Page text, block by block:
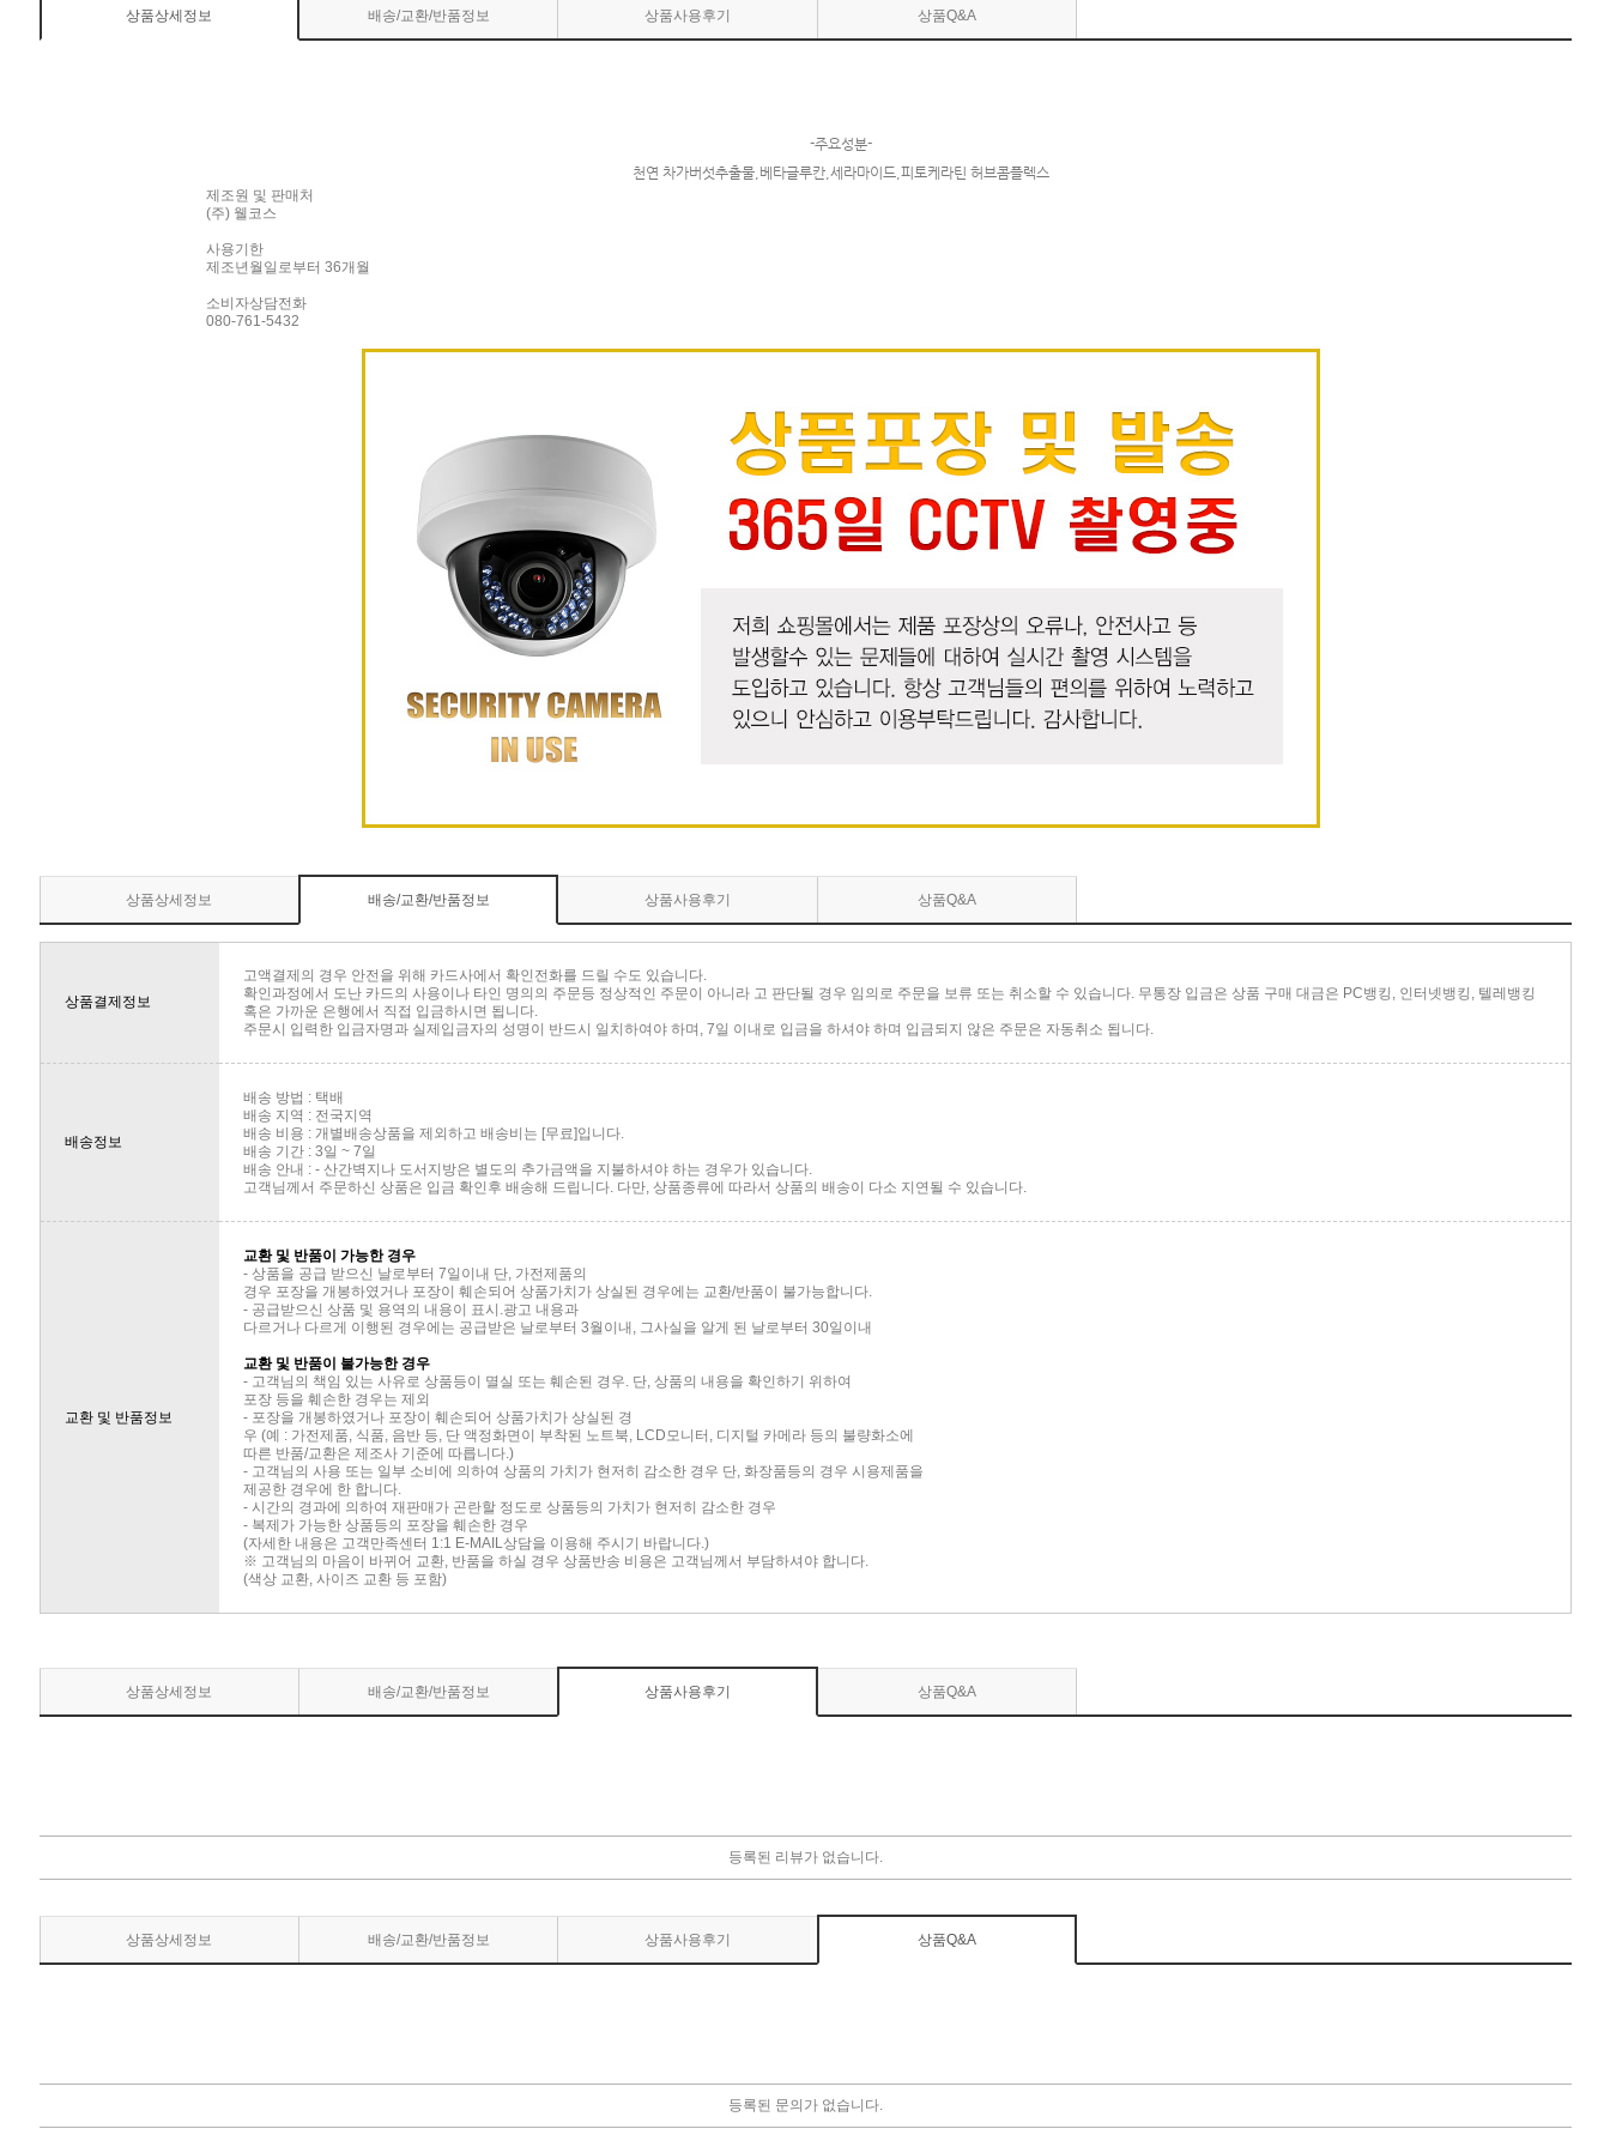
상품상세정보 배송/교환/반품정보 상품사용후기 상품Q&A
-주요성분-
천연 차가버섯추출물,베타글루칸,세라마이드,피토케라틴 허브콤플렉스
제조원 및 판매처
(주) 웰코스
사용기한
제조년월일로부터 36개월
소비자상담전화
080-761-5432
상품상세정보 배송/교환/반품정보 상품사용후기 상품Q&A
상품결제정보
고액결제의 경우 안전을 위해 카드사에서 확인전화를 드릴 수도 있습니다.
확인과정에서 도난 카드의 사용이나 타인 명의의 주문등 정상적인 주문이 아니라 고 판단될 경우 임의로 주문을 보류 또는 취소할 수 있습니다. 무통장 입금은 상품 구매 대금은 PC뱅킹, 인터넷뱅킹, 텔레뱅킹
혹은 가까운 은행에서 직접 입금하시면 됩니다.
주문시 입력한 입금자명과 실제입금자의 성명이 반드시 일치하여야 하며, 7일 이내로 입금을 하셔야 하며 입금되지 않은 주문은 자동취소 됩니다.
배송정보
배송 방법 : 택배
배송 지역 : 전국지역
배송 비용 : 개별배송상품을 제외하고 배송비는 [무료]입니다.
배송 기간 : 3일 ~ 7일
배송 안내 : - 산간벽지나 도서지방은 별도의 추가금액을 지불하셔야 하는 경우가 있습니다.
고객님께서 주문하신 상품은 입금 확인후 배송해 드립니다. 다만, 상품종류에 따라서 상품의 배송이 다소 지연될 수 있습니다.
교환 및 반품정보
교환 및 반품이 가능한 경우
- 상품을 공급 받으신 날로부터 7일이내 단, 가전제품의
경우 포장을 개봉하였거나 포장이 훼손되어 상품가치가 상실된 경우에는 교환/반품이 불가능합니다.
- 공급받으신 상품 및 용역의 내용이 표시.광고 내용과
다르거나 다르게 이행된 경우에는 공급받은 날로부터 3월이내, 그사실을 알게 된 날로부터 30일이내
교환 및 반품이 불가능한 경우
- 고객님의 책임 있는 사유로 상품등이 멸실 또는 훼손된 경우. 단, 상품의 내용을 확인하기 위하여
포장 등을 훼손한 경우는 제외
- 포장을 개봉하였거나 포장이 훼손되어 상품가치가 상실된 경
우 (예 : 가전제품, 식품, 음반 등, 단 액정화면이 부착된 노트북, LCD모니터, 디지털 카메라 등의 불량화소에
따른 반품/교환은 제조사 기준에 따릅니다.)
- 고객님의 사용 또는 일부 소비에 의하여 상품의 가치가 현저히 감소한 경우 단, 화장품등의 경우 시용제품을
제공한 경우에 한 합니다.
- 시간의 경과에 의하여 재판매가 곤란할 정도로 상품등의 가치가 현저히 감소한 경우
- 복제가 가능한 상품등의 포장을 훼손한 경우
(자세한 내용은 고객만족센터 1:1 E-MAIL상담을 이용해 주시기 바랍니다.)
※ 고객님의 마음이 바뀌어 교환, 반품을 하실 경우 상품반송 비용은 고객님께서 부담하셔야 합니다.
(색상 교환, 사이즈 교환 등 포함)
상품상세정보 배송/교환/반품정보 상품사용후기 상품Q&A
등록된 리뷰가 없습니다.
상품상세정보 배송/교환/반품정보 상품사용후기 상품Q&A
등록된 문의가 없습니다.